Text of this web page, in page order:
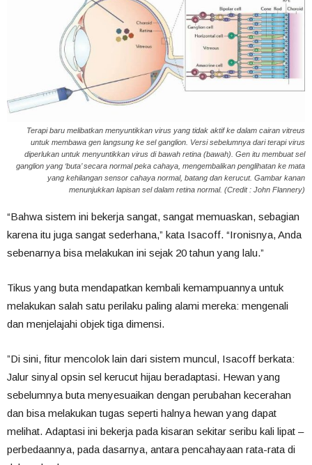
Terapi baru melibatkan menyuntikkan virus yang tidak aktif ke dalam cairan vitreus
untuk membawa gen langsung ke sel ganglion. Versi sebelumnya dari terapi virus
diperlukan untuk menyuntikkan virus di bawah retina (bawah). Gen itu membuat sel
ganglion yang ‘buta’ secara normal peka cahaya, mengembalikan penglihatan ke mata
yang kehilangan sensor cahaya normal, batang dan kerucut. Gambar kanan
menunjukkan lapisan sel dalam retina normal. (Credit : John Flannery)
“Bahwa sistem ini bekerja sangat, sangat memuaskan, sebagian
karena itu juga sangat sederhana,” kata Isacoff. “Ironisnya, Anda
sebenarnya bisa melakukan ini sejak 20 tahun yang lalu.”
Tikus yang buta mendapatkan kembali kemampuannya untuk
melakukan salah satu perilaku paling alami mereka: mengenali
dan menjelajahi objek tiga dimensi.
”Di sini, fitur mencolok lain dari sistem muncul, Isacoff berkata:
Jalur sinyal opsin sel kerucut hijau beradaptasi. Hewan yang
sebelumnya buta menyesuaikan dengan perubahan kecerahan
dan bisa melakukan tugas seperti halnya hewan yang dapat
melihat. Adaptasi ini bekerja pada kisaran sekitar seribu kali lipat –
perbedaannya, pada dasarnya, antara pencahayaan rata-rata di